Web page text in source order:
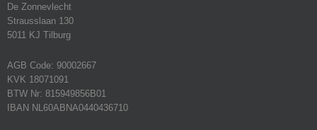
De Zonnevlecht
Strausslaan 130
5011 KJ Tilburg
AGB Code: 90002667
KVK 18071091
BTW Nr: 815949856B01
IBAN NL60ABNA0440436710